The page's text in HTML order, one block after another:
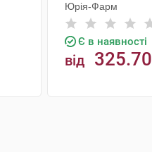
Юрія-Фарм
Є в наявності
від 325.70